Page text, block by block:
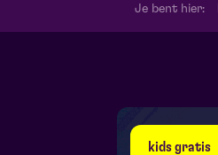
Je bent hier:
kids gratis